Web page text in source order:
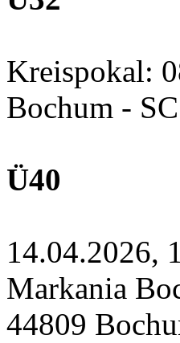
Kreispokal:
Bochum -
Ü40
14.04.2026,
Markania
44809